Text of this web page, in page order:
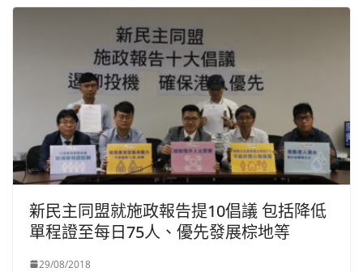
新民主同盟就施政報告提10倡議 包括降低
單程證至每日75人、優先發展棕地等
29/08/2018